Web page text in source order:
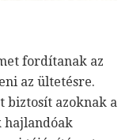
fordítanak az
az ültetésre.
biztosít azoknak a
hajlandóak